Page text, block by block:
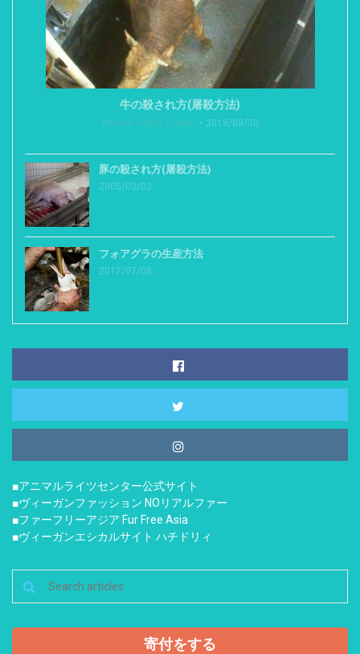
牛の殺され方(屠殺方法)
Animal Rights Center 2018/08/30
豚の殺され方(屠殺方法)
2005/03/02
フォアグラの生産方法
2017/07/08
■アニマルライツセンター公式サイト
■ヴィーガンファッション NOリアルファー
■ファーフリーアジア Fur Free Asia
■ヴィーガンエシカルサイト ハチドリィ
寄付をする